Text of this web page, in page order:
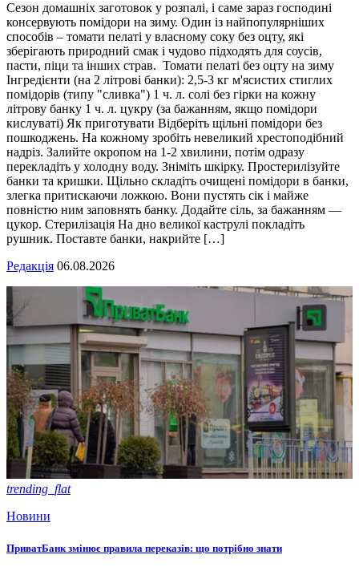
Сезон домашніх заготовок у розпалі, і саме зараз господині
консервують помідори на зиму. Один із найпопулярніших
способів – томати пелаті у власному соку без оцту, які
зберігають природний смак і чудово підходять для соусів,
пасти, піци та інших страв. Томати пелаті без оцту на зиму
Інгредієнти (на 2 літрові банки): 2,5-3 кг м'ясистих стиглих
помідорів (типу "сливка") 1 ч. л. солі без гірки на кожну
літрову банку 1 ч. л. цукру (за бажанням, якщо помідори
кислуваті) Як приготувати Відберіть щільні помідори без
пошкоджень. На кожному зробіть невеликий хрестоподібний
надріз. Залийте окропом на 1-2 хвилини, потім одразу
перекладіть у холодну воду. Зніміть шкірку. Простерилізуйте
банки та кришки. Щільно складіть очищені помідори в банки,
злегка притискаючи ложкою. Вони пустять сік і майже
повністю ним заповнять банку. Додайте сіль, за бажанням —
цукор. Стерилізація На дно великої каструлі покладіть
рушник. Поставте банки, накрийте […]
Редакція 06.08.2026
trending_flat
Новини
ПриватБанк змінює правила переказів: що потрібно знати